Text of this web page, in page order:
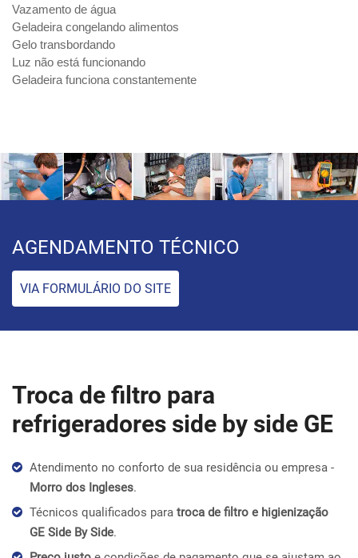
Vazamento de água
Geladeira congelando alimentos
Gelo transbordando
Luz não está funcionando
Geladeira funciona constantemente
AGENDAMENTO TÉCNICO
VIA FORMULÁRIO DO SITE
Troca de filtro para
refrigeradores side by side GE
Atendimento no conforto de sua residência ou empresa -
Morro dos Ingleses.
Técnicos qualificados para troca de filtro e higienização
GE Side By Side.